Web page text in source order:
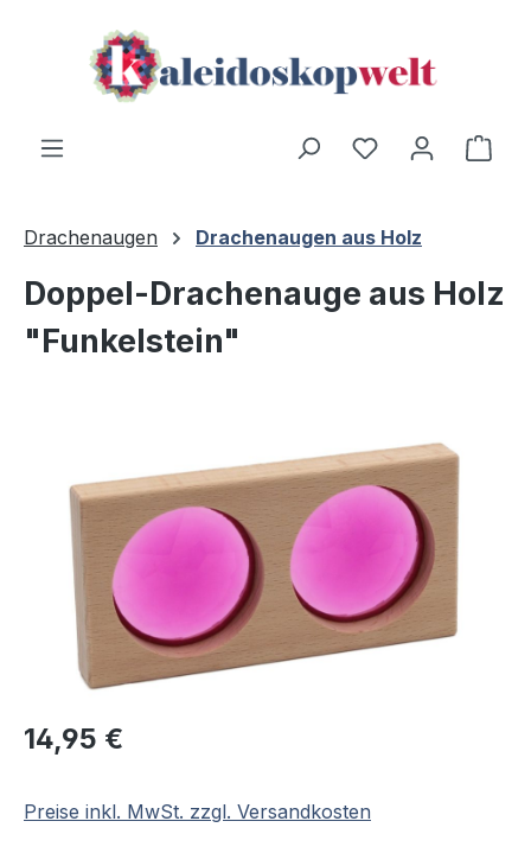
Zum Hauptinhalt springen
Du hast 0
Drachenaugen Drachenaugen aus Holz
Doppel-Drachenauge aus Holz
"Funkelstein"
Regulärer Preis:
14,95 €
Preise inkl. MwSt. zzgl. Versandkosten